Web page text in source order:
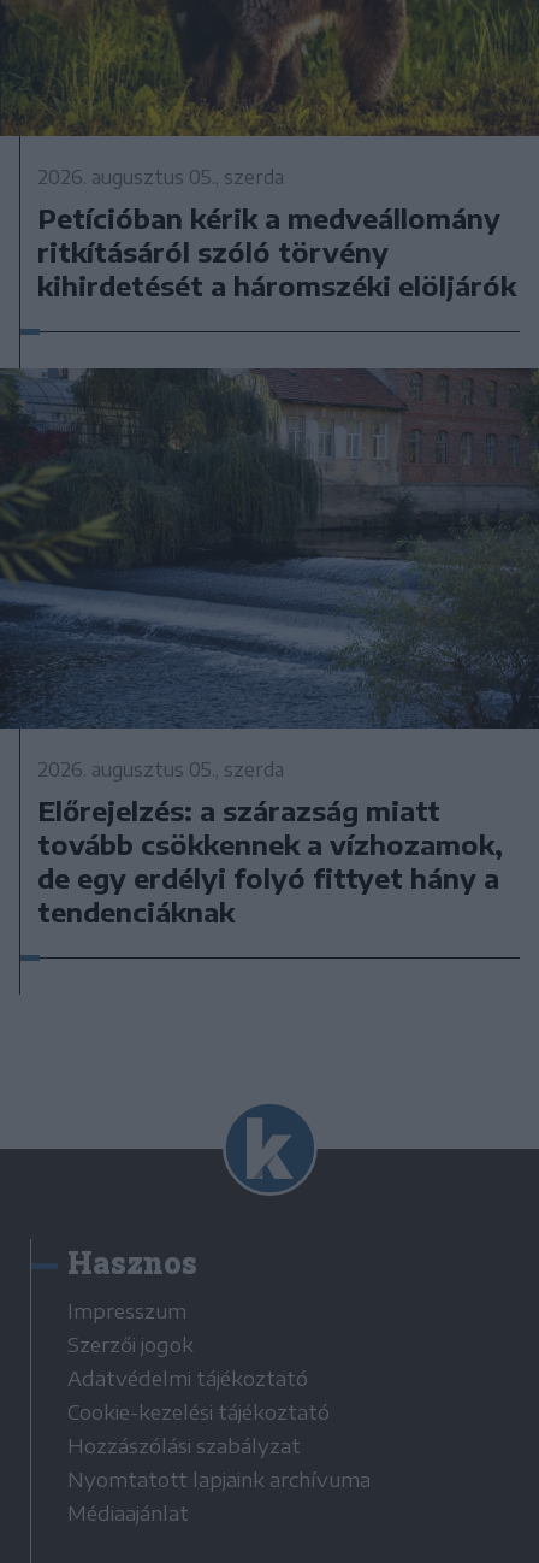
2026. augusztus 05., szerda
Petícióban kérik a medveállomány
ritkításáról szóló törvény
kihirdetését a háromszéki elöljárók
2026. augusztus 05., szerda
Előrejelzés: a szárazság miatt
tovább csökkennek a vízhozamok,
de egy erdélyi folyó fittyet hány a
tendenciáknak
Hasznos
Impresszum
Szerzői jogok
Adatvédelmi tájékoztató
Cookie-kezelési tájékoztató
Hozzászólási szabályzat
Nyomtatott lapjaink archívuma
Médiaajánlat